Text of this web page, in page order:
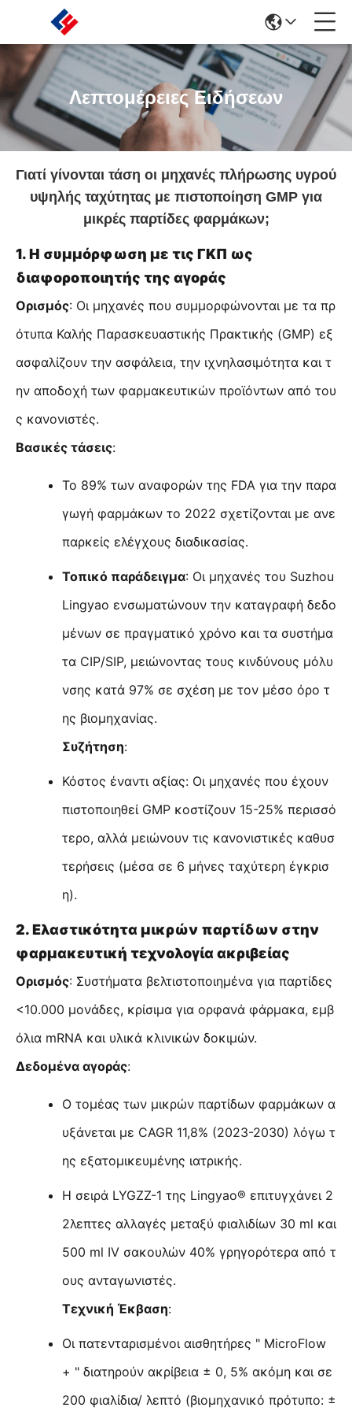
Λεπτομέρειες Ειδήσεων
Γιατί γίνονται τάση οι μηχανές πλήρωσης υγρού
υψηλής ταχύτητας με πιστοποίηση GMP για
μικρές παρτίδες φαρμάκων;
1. Η συμμόρφωση με τις ΓΚΠ ως
διαφοροποιητής της αγοράς
Ορισμός: Οι μηχανές που συμμορφώνονται με τα πρ
ότυπα Καλής Παρασκευαστικής Πρακτικής (GMP) εξ
ασφαλίζουν την ασφάλεια, την ιχνηλασιμότητα και τ
ην αποδοχή των φαρμακευτικών προϊόντων από του
ς κανονιστές.
Βασικές τάσεις:
Το 89% των αναφορών της FDA για την παρα
γωγή φαρμάκων το 2022 σχετίζονται με ανε
παρκείς ελέγχους διαδικασίας.
Τοπικό παράδειγμα: Οι μηχανές του Suzhou
Lingyao ενσωματώνουν την καταγραφή δεδο
μένων σε πραγματικό χρόνο και τα συστήμα
τα CIP/SIP, μειώνοντας τους κινδύνους μόλυ
νσης κατά 97% σε σχέση με τον μέσο όρο τ
ης βιομηχανίας.
Συζήτηση:
Κόστος έναντι αξίας: Οι μηχανές που έχουν
πιστοποιηθεί GMP κοστίζουν 15-25% περισσό
τερο, αλλά μειώνουν τις κανονιστικές καθυσ
τερήσεις (μέσα σε 6 μήνες ταχύτερη έγκρισ
η).
2. Ελαστικότητα μικρών παρτίδων στην
φαρμακευτική τεχνολογία ακριβείας
Ορισμός: Συστήματα βελτιστοποιημένα για παρτίδες
<10.000 μονάδες, κρίσιμα για ορφανά φάρμακα, εμβ
όλια mRNA και υλικά κλινικών δοκιμών.
Δεδομένα αγοράς:
Ο τομέας των μικρών παρτίδων φαρμάκων α
υξάνεται με CAGR 11,8% (2023-2030) λόγω τ
ης εξατομικευμένης ιατρικής.
Η σειρά LYGZZ-1 της Lingyao® επιτυγχάνει 2
2λεπτες αλλαγές μεταξύ φιαλιδίων 30 ml και
500 ml IV σακουλών 40% γρηγορότερα από τ
ους ανταγωνιστές.
Τεχνική Έκβαση:
Οι πατενταρισμένοι αισθητήρες " MicroFlow
+ " διατηρούν ακρίβεια ± 0, 5% ακόμη και σε
200 φιαλίδια/ λεπτό (βιομηχανικό πρότυπο: ±